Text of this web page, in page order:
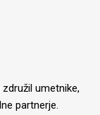
umetnike,
partnerje.